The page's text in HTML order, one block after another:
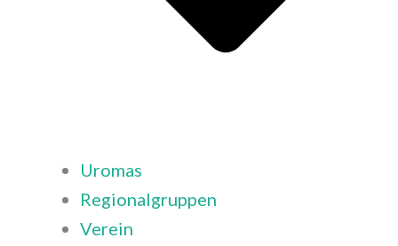
Uromas
Regionalgruppen
Verein